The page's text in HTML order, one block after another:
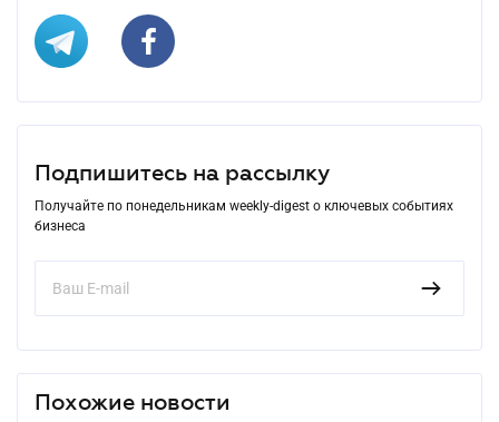
Подпишитесь на рассылку
Получайте по понедельникам weekly-digest о ключевых событиях
бизнеса
Похожие новости